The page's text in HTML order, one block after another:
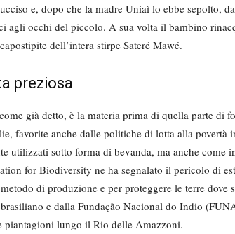
e, dopo che la madre Uniaì lo ebbe sepolto,
agli occhi del piccolo. A sua volta il bambino
dell’intera stirpe Sateré Mawé.
preziosa
già detto, è la materia prima di quella parte di
favorite anche dalle politiche di lotta alla povertà
utilizzati sotto forma di bevanda, ma anche come
for Biodiversity ne ha segnalato il pericolo di
di produzione e per proteggere le terre
e dalla Fundação Nacional do Indio
piantagioni lungo il Rio delle Amazzoni.